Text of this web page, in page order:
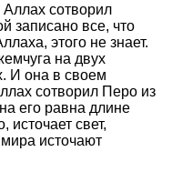
сотворил
записано все, что
этого не знает.
на двух
И она в своем
сотворил Перо из
его равна длине
источает свет,
источают